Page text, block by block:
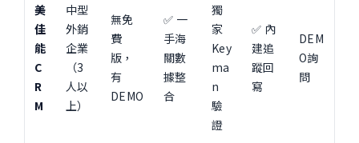
美
佳
能
C
R
M
中型
外銷
企業
（3
人以
上）
無免
費
版，
有
DEMO
✅ 一
手海
關數
據整
合
獨
家
Key
ma
n
驗
證
✅ 內
建追
蹤回
寫
DEM
O詢
問